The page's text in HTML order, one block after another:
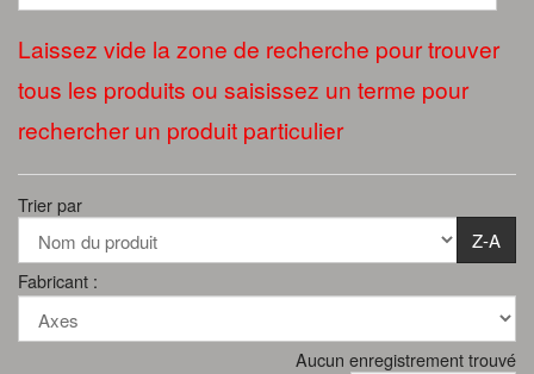
Laissez vide la zone de recherche pour trouver
tous les produits ou saisissez un terme pour
rechercher un produit particulier
Trier par
Z-A
Fabricant :
Aucun enregistrement trouvé